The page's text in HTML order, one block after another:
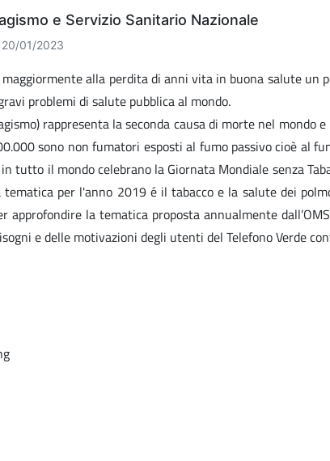
e Servizio Sanitario Nazionale
01/2023
alla perdita di anni vita in buona salute un
problemi di salute pubblica al mondo.
rappresenta la seconda causa di morte nel
sono non fumatori esposti al fumo passivo cioè al
tutto il mondo celebrano la Giornata Mondiale senza
per l'anno 2019 é il tabacco e la salute dei
approfondire la tematica proposta annualmente
e delle motivazioni degli utenti del Telefono Verde